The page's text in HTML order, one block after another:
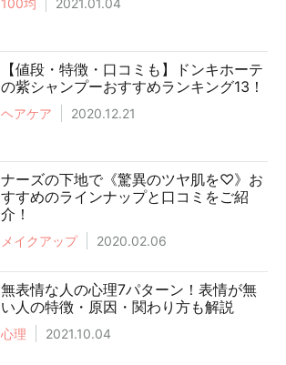
100均 2021.01.04
【値段・特徴・口コミも】ドンキホーテ
の紫シャンプーおすすめランキング13！
ヘアケア 2020.12.21
ナーズの下地で《驚異のツヤ肌を♡》お
すすめのラインナップと口コミをご紹
介！
メイクアップ 2020.02.06
無表情な人の心理7パターン！表情が無
い人の特徴・原因・関わり方も解説
心理 2021.10.04